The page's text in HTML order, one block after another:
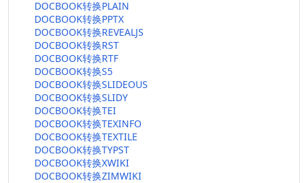
DOCBOOK转换PLAIN
DOCBOOK转换PPTX
DOCBOOK转换REVEALJS
DOCBOOK转换RST
DOCBOOK转换RTF
DOCBOOK转换S5
DOCBOOK转换SLIDEOUS
DOCBOOK转换SLIDY
DOCBOOK转换TEI
DOCBOOK转换TEXINFO
DOCBOOK转换TEXTILE
DOCBOOK转换TYPST
DOCBOOK转换XWIKI
DOCBOOK转换ZIMWIKI